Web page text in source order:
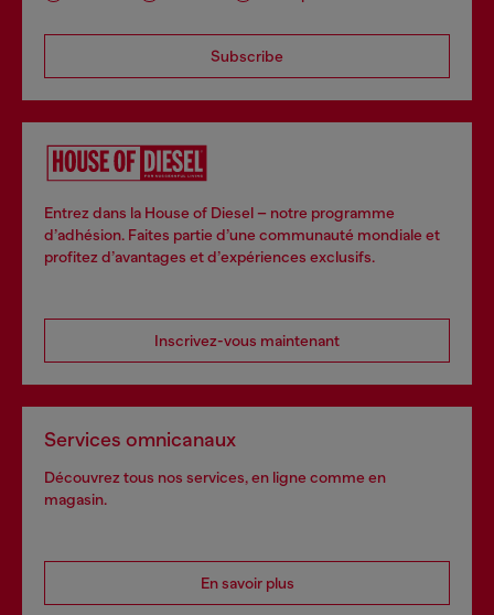
Subscribe
Entrez dans la House of Diesel – notre programme
d’adhésion. Faites partie d’une communauté mondiale et
profitez d’avantages et d’expériences exclusifs.
Inscrivez-vous maintenant
Services omnicanaux
Découvrez tous nos services, en ligne comme en
magasin.
En savoir plus